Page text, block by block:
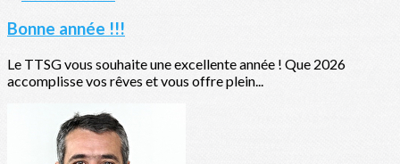
Bonne année !!!
Le TTSG vous souhaite une excellente année ! Que 2026
accomplisse vos rêves et vous offre plein...